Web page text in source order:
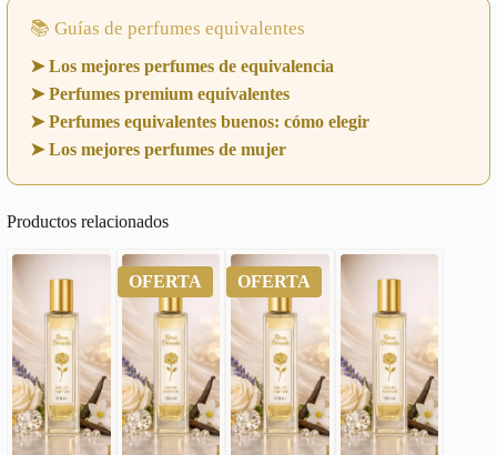
📚 Guías de perfumes equivalentes
➤ Los mejores perfumes de equivalencia
➤ Perfumes premium equivalentes
➤ Perfumes equivalentes buenos: cómo elegir
➤ Los mejores perfumes de mujer
Productos relacionados
OFERTA OFERTA